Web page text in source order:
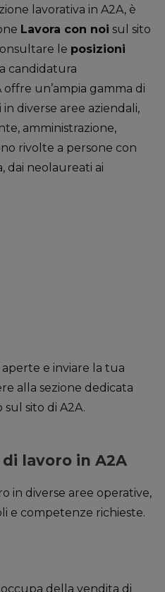
lavorativa in A2A, è
Lavora con noi sul sito
le posizioni
candidatura
un’ampia gamma di
diverse aree aziendali,
amministrazione,
rivolte a persone con
dai neolaureati ai
e inviare la tua
alla sezione dedicata
sito di A2A.
lavoro in A2A
in diverse aree operative,
e competenze richieste.
occupa della vendita di